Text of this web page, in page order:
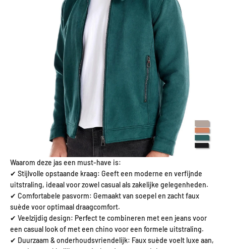
Waarom deze jas een must-have is:
✔ Stijlvolle opstaande kraag: Geeft een moderne en verfijnde
uitstraling, ideaal voor zowel casual als zakelijke gelegenheden.
✔ Comfortabele pasvorm: Gemaakt van soepel en zacht faux
suède voor optimaal draagcomfort.
✔ Veelzijdig design: Perfect te combineren met een jeans voor
een casual look of met een chino voor een formele uitstraling.
✔ Duurzaam & onderhoudsvriendelijk: Faux suède voelt luxe aan,